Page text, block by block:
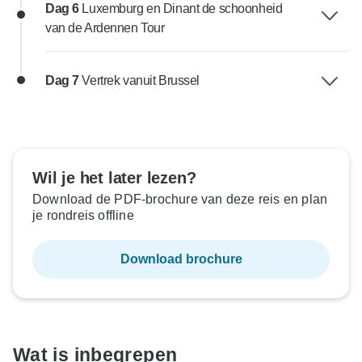
Dag 6 Luxemburg en Dinant de schoonheid
van de Ardennen Tour
Dag 7Vertrek vanuit Brussel
Wil je het later lezen?
Download de PDF-brochure van deze reis en plan
je rondreis offline
Download brochure
Wat is inbegrepen